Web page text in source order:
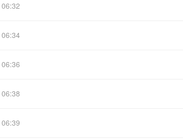
06:32
06:34
06:36
06:38
06:39